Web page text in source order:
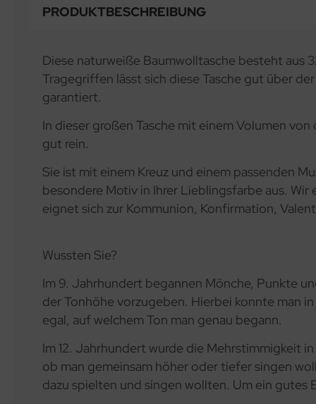
PRODUKTBESCHREIBUNG
Diese naturweiße Baumwolltasche besteht aus
Tragegriffen lässt sich diese Tasche gut über
garantiert.
In dieser großen Tasche mit einem Volumen
gut rein.
Sie ist mit einem Kreuz und einem passenden
besondere Motiv in Ihrer Lieblingsfarbe aus.
eignet sich zur Kommunion, Konfirmation,
Wussten Sie?
Im 9. Jahrhundert begannen Mönche, Punkte
der Tonhöhe vorzugeben. Hierbei konnte man
egal, auf welchem Ton man genau begann.
Im 12. Jahrhundert wurde die Mehrstimmigkeit
ob man gemeinsam höher oder tiefer singen
dazu spielten und singen wollten. Um ein gutes